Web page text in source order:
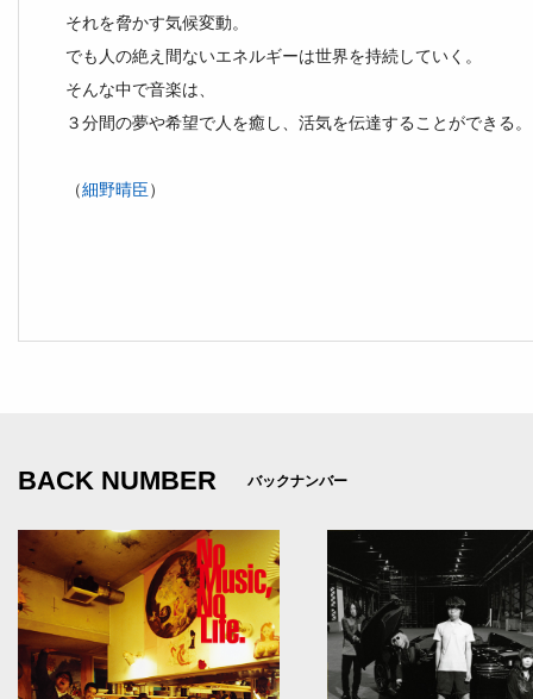
それを脅かす気候変動。
でも人の絶え間ないエネルギーは世界を持続していく。
そんな中で音楽は、
３分間の夢や希望で人を癒し、活気を伝達することができる。
（細野晴臣）
BACK NUMBER バックナンバー